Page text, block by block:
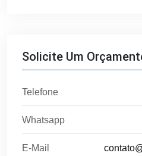
Solicite Um
Telefone
Whatsapp
E-Mail